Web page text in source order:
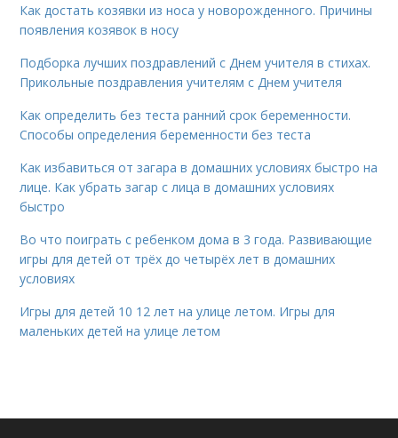
Как достать козявки из носа у новорожденного. Причины
появления козявок в носу
Подборка лучших поздравлений с Днем учителя в стихах.
Прикольные поздравления учителям с Днем учителя
Как определить без теста ранний срок беременности.
Способы определения беременности без теста
Как избавиться от загара в домашних условиях быстро на
лице. Как убрать загар с лица в домашних условиях
быстро
Во что поиграть с ребенком дома в 3 года. Развивающие
игры для детей от трёх до четырёх лет в домашних
условиях
Игры для детей 10 12 лет на улице летом. Игры для
маленьких детей на улице летом